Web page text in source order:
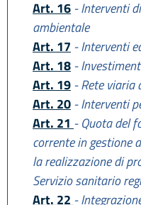
Art. 16 - Interventi
ambientale
Art. 17 - Interventi
Art. 18 -
Art. 19 - Rete viaria
Art. 20 - Interventi
Art. 21 - Quota del
corrente in gestione
la realizzazione di
Servizio sanitario
Art. 22 -